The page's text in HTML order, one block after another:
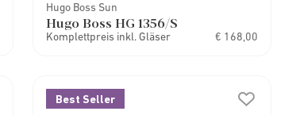
Hugo Boss Sun
Hugo Boss HG 1356/S
Komplettpreis inkl. Gläser € 168,00
Best Seller